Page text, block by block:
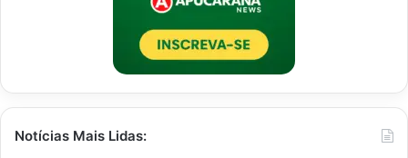
Notícias Mais Lidas: